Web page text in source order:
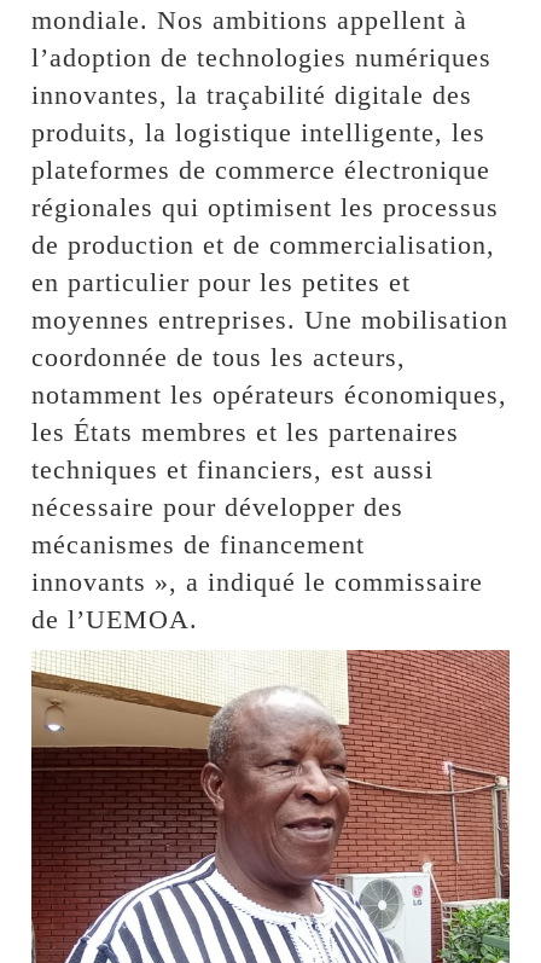
mondiale. Nos ambitions appellent à
l’adoption de technologies numériques
innovantes, la traçabilité digitale des
produits, la logistique intelligente, les
plateformes de commerce électronique
régionales qui optimisent les processus
de production et de commercialisation,
en particulier pour les petites et
moyennes entreprises. Une mobilisation
coordonnée de tous les acteurs,
notamment les opérateurs économiques,
les États membres et les partenaires
techniques et financiers, est aussi
nécessaire pour développer des
mécanismes de financement
innovants », a indiqué le commissaire
de l’UEMOA.